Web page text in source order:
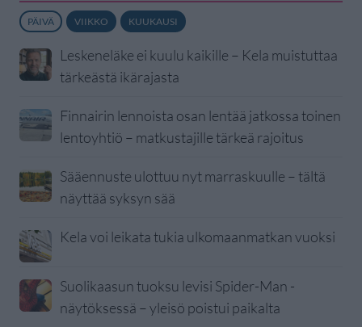
PÄIVÄ VIIKKO KUUKAUSI
Leskeneläke ei kuulu kaikille – Kela muistuttaa
tärkeästä ikärajasta
Finnairin lennoista osan lentää jatkossa toinen
lentoyhtiö – matkustajille tärkeä rajoitus
Sääennuste ulottuu nyt marraskuulle – tältä
näyttää syksyn sää
Kela voi leikata tukia ulkomaanmatkan vuoksi
Suolikaasun tuoksu levisi Spider-Man -
näytöksessä – yleisö poistui paikalta